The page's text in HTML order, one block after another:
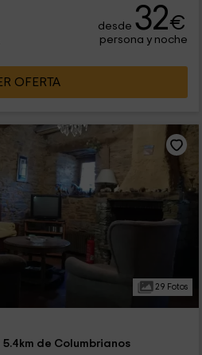
desde 32€
persona y noche
OFERTA
29 Fotos
de Columbrianos